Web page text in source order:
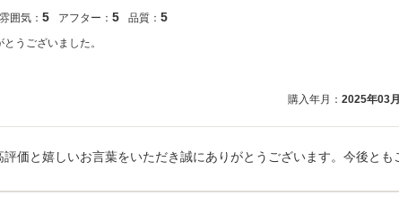
雰囲気： 5 アフター： 5 品質： 5
うございました。
購入年月： 2025年03月